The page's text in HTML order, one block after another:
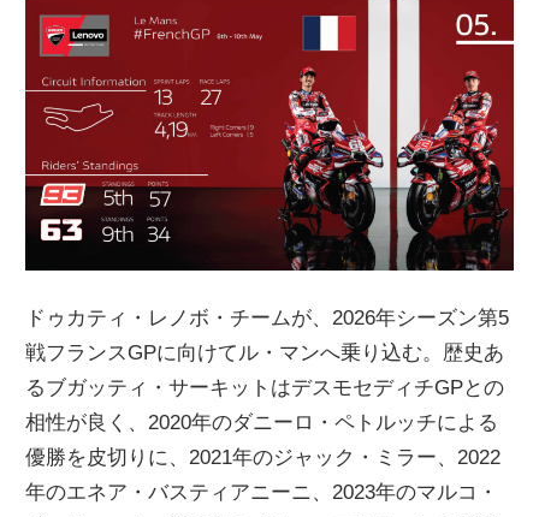
ク
ニ
ュ
ー
ス
ドゥカティ・レノボ・チームが、2026年シーズン第5
戦フランスGPに向けてル・マンへ乗り込む。歴史あ
るブガッティ・サーキットはデスモセディチGPとの
相性が良く、2020年のダニーロ・ペトルッチによる
優勝を皮切りに、2021年のジャック・ミラー、2022
年のエネア・バスティアニーニ、2023年のマルコ・